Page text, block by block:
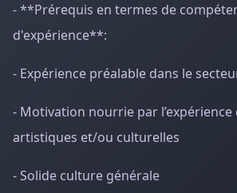
- **Prérequis en termes de
d'expérience**:
- Expérience préalable dans le
- Motivation nourrie par
artistiques et/ou culturelles
- Solide culture générale